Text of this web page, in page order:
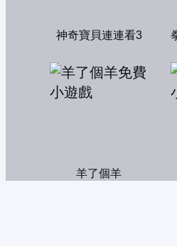
神奇寶貝連連看3
羊了個羊